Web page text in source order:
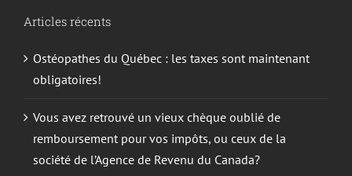
:
Articles récents
Ostéopathes du Québec : les taxes sont maintenant
obligatoires!
Vous avez retrouvé un vieux chèque oublié de
remboursement pour vos impôts, ou ceux de la
société de l’Agence de Revenu du Canada?